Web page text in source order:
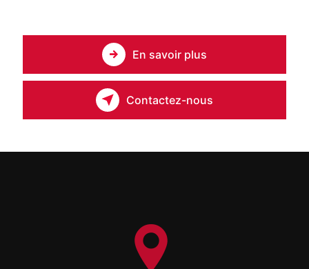
En savoir plus
Contactez-nous